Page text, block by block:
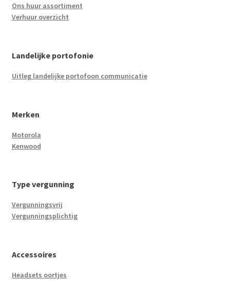
Ons huur assortiment
Verhuur overzicht
Landelijke portofonie
Uitleg landelijke portofoon communicatie
Merken
Motorola
Kenwood
Type vergunning
Vergunningsvrij
Vergunningsplichtig
Accessoires
Headsets oortjes